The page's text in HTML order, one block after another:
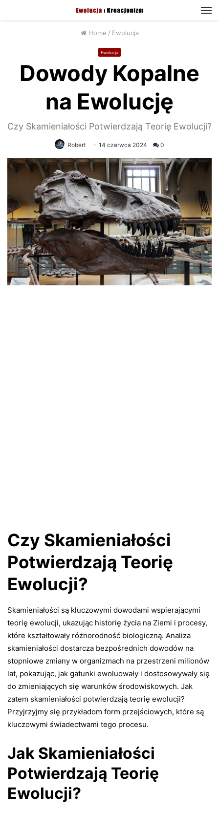
Home / Ewolucja
Ewolucja
Dowody Kopalne
na Ewolucję
Czy Skamieniałości Potwierdzają Teorię Ewolucji?
Robert 14 czerwca 2024 0
Czy Skamieniałości
Potwierdzają Teorię
Ewolucji?
Skamieniałości są kluczowymi dowodami wspierającymi
teorię ewolucji, ukazując historię życia na Ziemi i procesy,
które kształtowały różnorodność biologiczną. Analiza
skamieniałości dostarcza bezpośrednich dowodów na
stopniowe zmiany w organizmach na przestrzeni milionów
lat, pokazując, jak gatunki ewoluowały i dostosowywały się
do zmieniających się warunków środowiskowych. Jak
zatem skamieniałości potwierdzają teorię ewolucji?
Przyjrzyjmy się przykładom form przejściowych, które są
kluczowymi świadectwami tego procesu.
Jak Skamieniałości
Potwierdzają Teorię
Ewolucji?